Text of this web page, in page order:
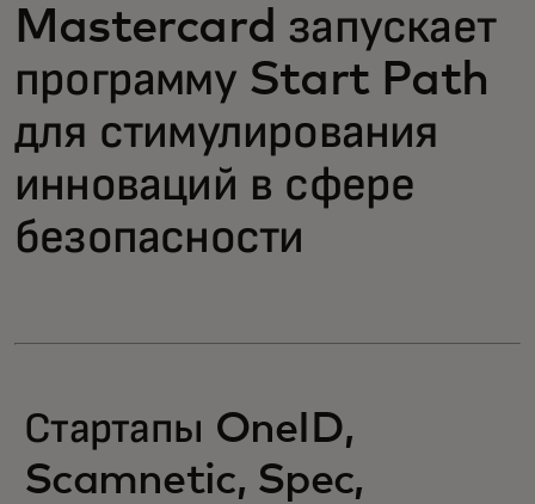
Новости и тренды
Mastercard запускает
программу Start Path
для стимулирования
инноваций в сфере
безопасности
Стартапы OneID,
Scamnetic, Spec,